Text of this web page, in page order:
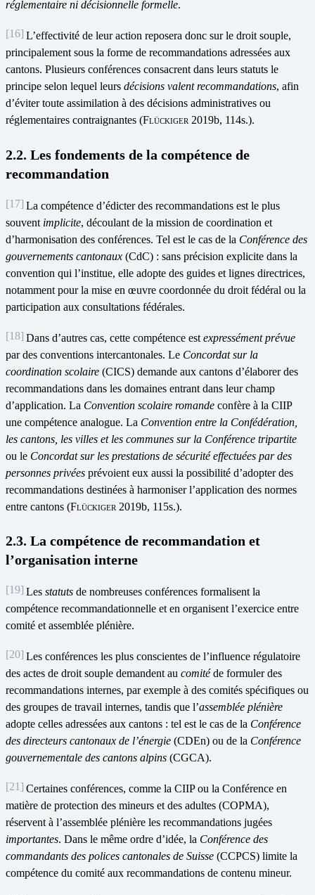
réglementaire ni décisionnelle formelle.
[16] L’effectivité de leur action reposera donc sur le droit souple,
principalement sous la forme de recommandations adressées aux
cantons. Plusieurs conférences consacrent dans leurs statuts le
principe selon lequel leurs décisions valent recommandations, afin
d’éviter toute assimilation à des décisions administratives ou
réglementaires contraignantes (Flückiger 2019b, 114s.).
2.2. Les fondements de la compétence de
recommandation
[17] La compétence d’édicter des recommandations est le plus
souvent implicite, découlant de la mission de coordination et
d’harmonisation des conférences. Tel est le cas de la Conférence des
gouvernements cantonaux (CdC) : sans précision explicite dans la
convention qui l’institue, elle adopte des guides et lignes directrices,
notamment pour la mise en œuvre coordonnée du droit fédéral ou la
participation aux consultations fédérales.
[18] Dans d’autres cas, cette compétence est expressément prévue
par des conventions intercantonales. Le Concordat sur la
coordination scolaire (CICS) demande aux cantons d’élaborer des
recommandations dans les domaines entrant dans leur champ
d’application. La Convention scolaire romande confère à la CIIP
une compétence analogue. La Convention entre la Confédération,
les cantons, les villes et les communes sur la Conférence tripartite
ou le Concordat sur les prestations de sécurité effectuées par des
personnes privées prévoient eux aussi la possibilité d’adopter des
recommandations destinées à harmoniser l’application des normes
entre cantons (Flückiger 2019b, 115s.).
2.3. La compétence de recommandation et
l’organisation interne
[19] Les statuts de nombreuses conférences formalisent la
compétence recommandationnelle et en organisent l’exercice entre
comité et assemblée plénière.
[20] Les conférences les plus conscientes de l’influence régulatoire
des actes de droit souple demandent au comité de formuler des
recommandations internes, par exemple à des comités spécifiques ou
des groupes de travail internes, tandis que l’assemblée plénière
adopte celles adressées aux cantons : tel est le cas de la Conférence
des directeurs cantonaux de l’énergie (CDEn) ou de la Conférence
gouvernementale des cantons alpins (CGCA).
[21] Certaines conférences, comme la CIIP ou la Conférence en
matière de protection des mineurs et des adultes (COPMA),
réservent à l’assemblée plénière les recommandations jugées
importantes. Dans le même ordre d’idée, la Conférence des
commandants des polices cantonales de Suisse (CCPCS) limite la
compétence du comité aux recommandations de contenu mineur.